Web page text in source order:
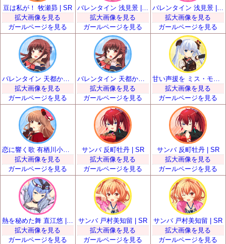
豆は私が！ 牧瀬昴 | SR
拡大画像を見る
ガールページを見る
バレンタイン 浅見景 | SR
拡大画像を見る
ガールページを見る
バレンタイン 浅見景 | SR
拡大画像を見る
ガールページを見る
拡大画像を見る
ガールページを見る
バレンタイン 天都かなた | SR
拡大画像を見る
ガールページを見る
拡大画像を見る
ガールページを見る
拡大画像を見る
ガールページを見る
サンバ 反町牡丹 | SR
拡大画像を見る
ガールページを見る
サンバ 反町牡丹 | SR
拡大画像を見る
ガールページを見る
拡大画像を見る
ガールページを見る
サンバ 戸村美知留 | SR
拡大画像を見る
ガールページを見る
サンバ 戸村美知留 | SR
拡大画像を見る
ガールページを見る